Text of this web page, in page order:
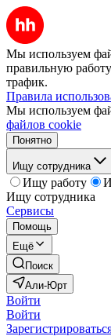
Мы используем
правильную
трафик.
Правила
Мы используем
файлов cookie
Понятно
Ищу сотрудника
Ищу работу
Ищу сотрудника
Сервисы
Помощь
Ещё
Поиск
Али-Юрт
Войти
Войти